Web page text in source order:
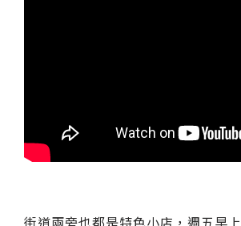
街道兩旁也都是特色小店，週五早